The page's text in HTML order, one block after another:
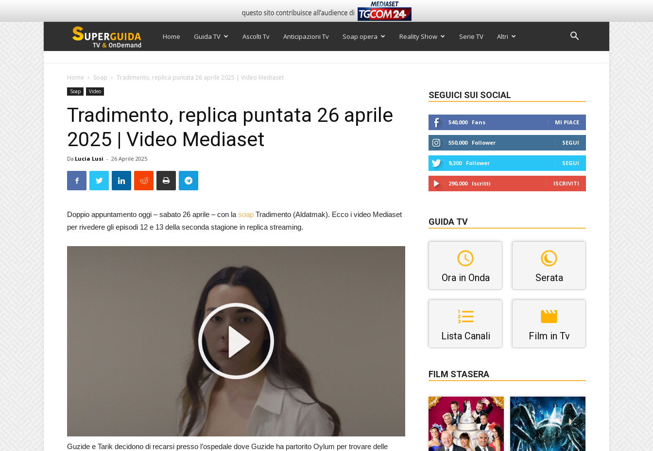
Super
Home Guida TV Ascolti Tv Anticipazioni Tv Soap opera Reality Show Serie TV Altri
Home Soap Tradimento, replica puntata 26 aprile 2025 | Video Mediaset
Soap Video
Tradimento, replica puntata 26 aprile
2025 | Video Mediaset
Da Lucia Lusi - 26 Aprile 2025
Doppio appuntamento oggi – sabato 26 aprile – con la soap Tradimento (Aldatmak). Ecco i video Mediaset
per rivedere gli episodi 12 e 13 della seconda stagione in replica streaming.
Guzide e Tarik decidono di recarsi presso l’ospedale dove Guzide ha partorito Oylum per trovare delle
SEGUICI SUI SOCIAL
540,000 Fans MI PIACE
550,000 Follower SEGUI
9,300 Follower SEGUI
290,000 Iscritti ISCRIVITI
GUIDA TV
Ora in Onda Serata
Lista Canali Film in Tv
FILM STASERA